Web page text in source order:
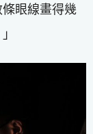
眼線畫得幾